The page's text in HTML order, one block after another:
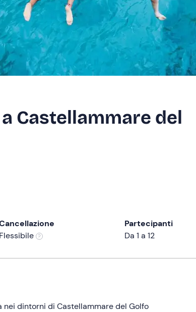
Castellammare del
Flessibile
Partecipanti
Da 1 a 12
dintorni di Castellammare del Golfo